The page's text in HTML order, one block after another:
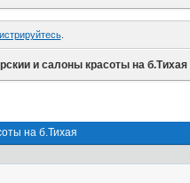
.
и салоны красоты на б.Тихая
на б.Тихая